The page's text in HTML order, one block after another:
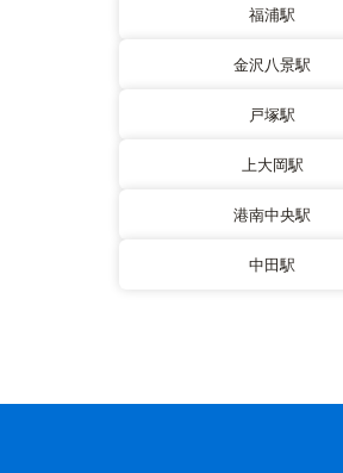
福浦駅
金沢八景駅
戸塚駅
上大岡駅
港南中央駅
中田駅